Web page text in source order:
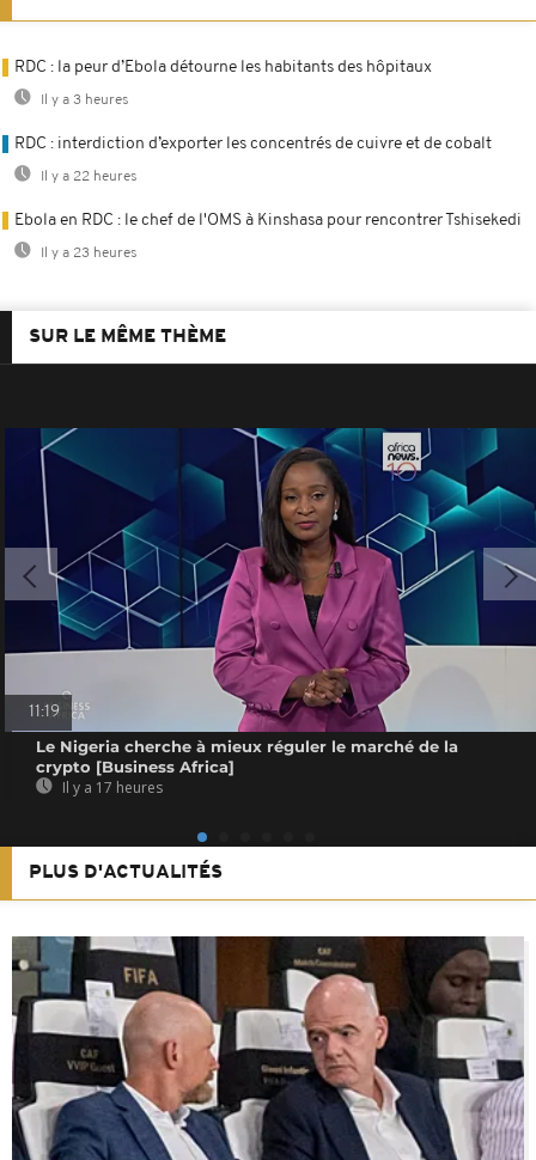
RDC : la peur d’Ebola détourne les habitants des hôpitaux
Il y a 3 heures
RDC : interdiction d’exporter les concentrés de cuivre et de cobalt
Il y a 22 heures
Ebola en RDC : le chef de l'OMS à Kinshasa pour rencontrer Tshisekedi
Il y a 23 heures
SUR LE MÊME THÈME
11:19
Le Nigeria cherche à mieux réguler le marché de la
crypto [Business Africa]
Il y a 17 heures
PLUS D'ACTUALITÉS